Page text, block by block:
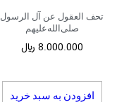
تحف العقول عن آل الرسول
صلى‌الله‌عليهم
8.000.000 ﷼
افزودن به سبد خرید